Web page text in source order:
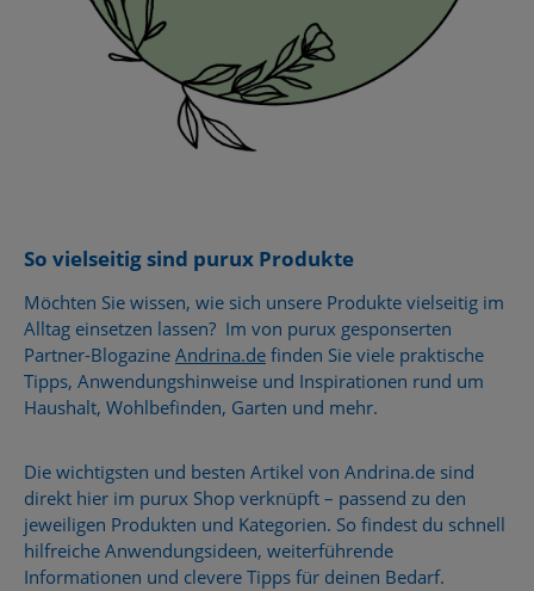
So vielseitig sind purux Produkte
Möchten Sie wissen, wie sich unsere Produkte vielseitig im
Alltag einsetzen lassen? Im von purux gesponserten
Partner-Blogazine Andrina.de finden Sie viele praktische
Tipps, Anwendungshinweise und Inspirationen rund um
Haushalt, Wohlbefinden, Garten und mehr.
Die wichtigsten und besten Artikel von Andrina.de sind
direkt hier im purux Shop verknüpft – passend zu den
jeweiligen Produkten und Kategorien. So findest du schnell
hilfreiche Anwendungsideen, weiterführende
Informationen und clevere Tipps für deinen Bedarf.